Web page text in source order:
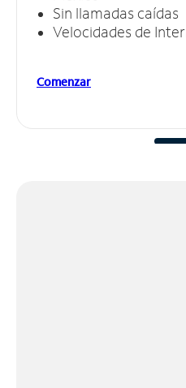
Sin llamadas caídas
Velocidades de
Comenzar